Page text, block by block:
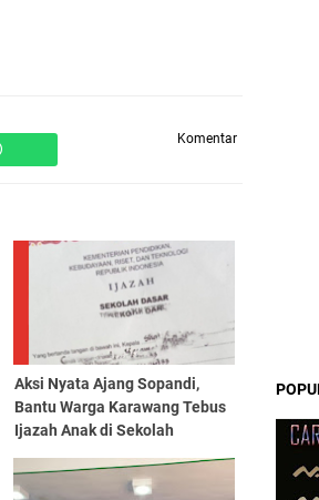
Komentar
Aksi Nyata Ajang Sopandi,
Bantu Warga Karawang Tebus
Ijazah Anak di Sekolah